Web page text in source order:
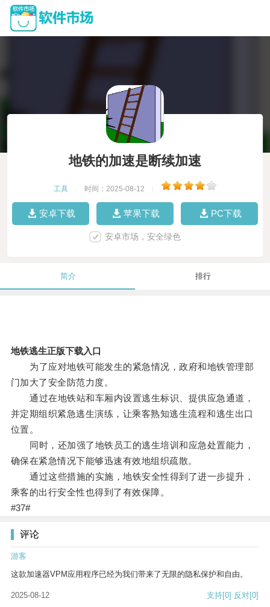
地铁的加速是断续加速
工具 时间：2025-08-12
安卓下载 苹果下载 PC下载
安卓市场，安全绿色
简介 排行
地铁逃生正版下载入口
为了应对地铁可能发生的紧急情况，政府和地铁管理部
门加大了安全防范力度。
通过在地铁站和车厢内设置逃生标识、提供应急通道，
并定期组织紧急逃生演练，让乘客熟知逃生流程和逃生出口
位置。
同时，还加强了地铁员工的逃生培训和应急处置能力，
确保在紧急情况下能够迅速有效地组织疏散。
通过这些措施的实施，地铁安全性得到了进一步提升，
乘客的出行安全性也得到了有效保障。
#37#
评论
游客
这款加速器VPM应用程序已经为我们带来了无限的隐私保护和自由。
2025-08-12 支持[0] 反对[0]